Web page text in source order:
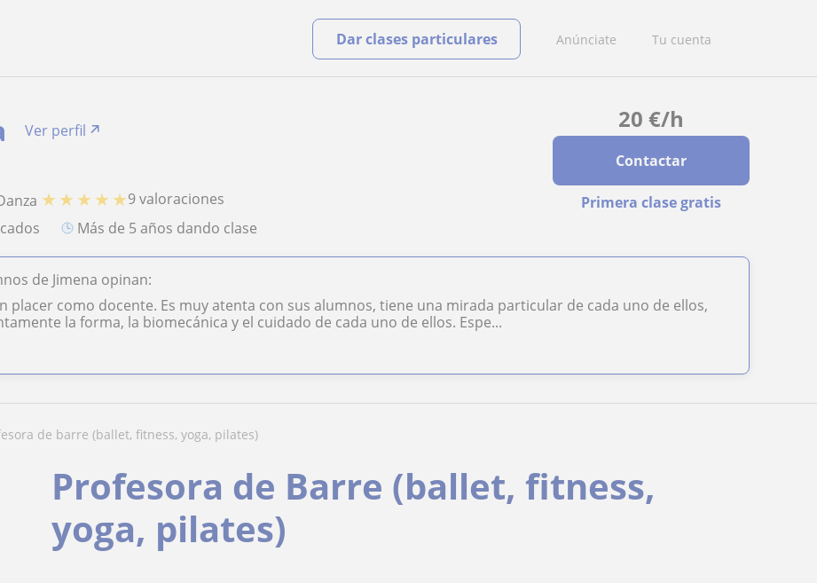
Anúnciate Tu cuenta
Dar clases particulares
20 €/h
Contactar
Primera clase gratis
Ver perfil
★ ★ ★ ★ ★9 valoraciones
más de 5 años dando clase
de Jimena opinan:
placer como docente. Es muy atenta con sus alumnos, tiene una mirada particular de cada uno de ellos,
la forma, la biomecánica y el cuidado de cada uno de ellos. Espe...
de barre (ballet, fitness, yoga, pilates)
Profesora de Barre (ballet, fitness,
yoga, pilates)